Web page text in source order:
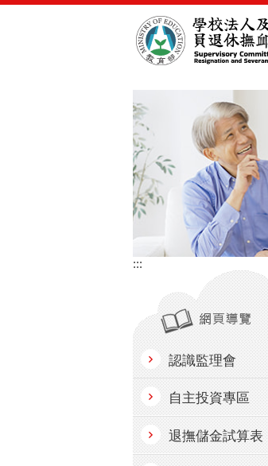
:::
認識監理會
自主投資專區
退撫儲金試算表